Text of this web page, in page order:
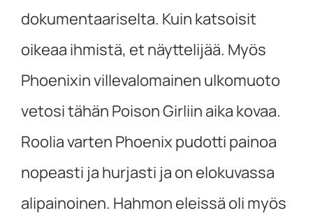
dokumentaariselta. Kuin katsoisit
oikeaa ihmistä, et näyttelijää. Myös
Phoenixin villevalomainen ulkomuoto
vetosi tähän Poison Girliin aika kovaa.
Roolia varten Phoenix pudotti painoa
nopeasti ja hurjasti ja on elokuvassa
alipainoinen. Hahmon eleissä oli myös